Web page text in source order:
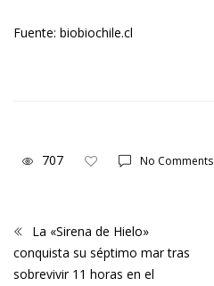
Fuente: biobiochile.cl
707 No Comments
La «Sirena de Hielo»
conquista su séptimo mar tras
sobrevivir 11 horas en el